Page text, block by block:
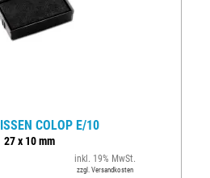
COLOP E/10
27x 10mm
inkl. 19% MwSt.
zzgl. Versandkosten